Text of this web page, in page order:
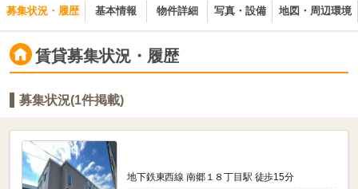
募集状況・履歴 基本情報 物件詳細 写真・設備 地図・周辺環境
賃貸募集状況・履歴
募集状況(1件掲載)
地下鉄東西線 南郷１８丁目駅 徒歩15分